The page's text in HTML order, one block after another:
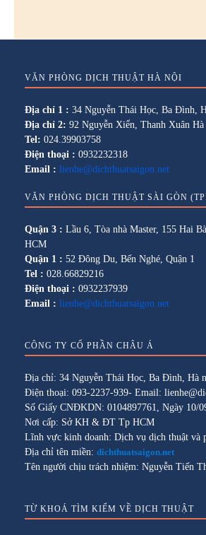
VĂN PHÒNG DỊCH THUẬT HÀ NỘI
Địa chỉ 1 : 34 Nguyễn Thái Học, Ba Đình,
Địa chỉ 2: 92 Nguyễn Xiển, Thanh Xuân
Tel: 024.39903758
Điện thoại : 0932232318
Email : lienhe@dichthuatsaigon.net
VĂN PHÒNG DỊCH THUẬT SÀI GÒN
Quận 3 : Lầu 6, Tòa nhà Master, 155 Hai
HCM
Quận 1 : 52 Đông Du, Bến Nghé, Quận 1
Tel : 028.66829216
Điện thoại : 0932237939
Email : lienhe@dichthuatsaigon.net
CÔNG TY CỔ PHẦN CHÂU Á
Địa chỉ: 34 Nguyễn Thái Học, Ba Đình, Hà
Điện thoại: 093-2237-939- Email:
Số Giấy CNĐKDN: 0104897761, Ngày 10/
Nơi cấp: Sở KH & ĐT Tp HCM
Lĩnh vực kinh doanh: Dịch vụ dịch thuật và
Địa chỉ tên miền: dichthuatsaigon.net
Tên người chịu trách nhiệm: Nguyễn Tiến
TỪ KHOÁ TÌM KIẾM VỀ DỊCH THUẬT